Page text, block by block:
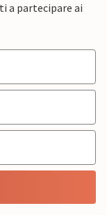
a partecipare ai